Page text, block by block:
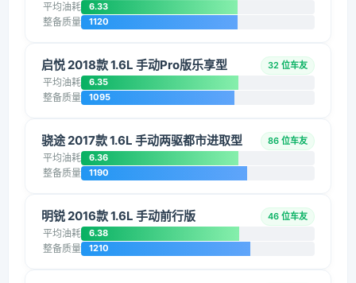
平均油耗 6.33
整备质量 1120
启悦 2018款 1.6L 手动Pro版乐享型 32 位车友
平均油耗 6.35
整备质量 1095
骁途 2017款 1.6L 手动两驱都市进取型 86 位车友
平均油耗 6.36
整备质量 1190
明锐 2016款 1.6L 手动前行版 46 位车友
平均油耗 6.38
整备质量 1210